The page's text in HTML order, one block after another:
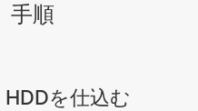
手順
HDDを仕込む